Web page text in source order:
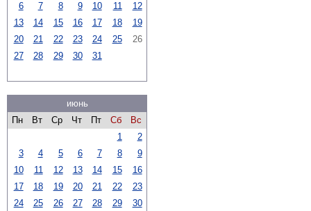
6
7 8 9 10 11
12
13
14 15 16 17 18
19
20
21 22 23 24 25
26
27
28 29 30 31
июнь
Пн
Вт Ср Чт Пт Сб
Вс
1
2
3
4 5 6 7 8
9
10
11 12 13 14 15
16
17
18 19 20 21 22
23
24
25 26 27 28 29 30